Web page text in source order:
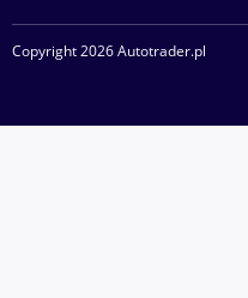
Copyright 2026 Autotrader.pl